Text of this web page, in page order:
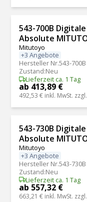
543-700B
Absolute
Mitutoyo
+3 Angebote
Hersteller Nr.543-700B
Zustand:Neu
Lieferzeit ca. 1 Tag
ab 413,89 €
492,53 € inkl. MwSt.
543-730B
Absolute
Mitutoyo
+3 Angebote
Hersteller Nr.543-730B
Zustand:Neu
Lieferzeit ca. 1 Tag
ab 557,32 €
663,21 € inkl. MwSt.